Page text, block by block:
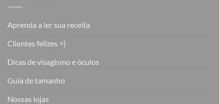
Aprenda a ler sua receita
Clientes felizes =)
Dicas de visagismo e óculos
Guia de tamanho
Nossas lojas